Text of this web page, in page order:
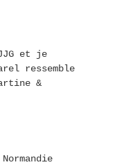
et je
ressemble
&